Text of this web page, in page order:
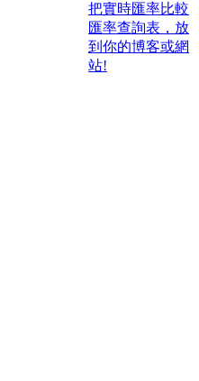
把實時匯率比較
匯率查詢表，放
到你的博客或網
站!